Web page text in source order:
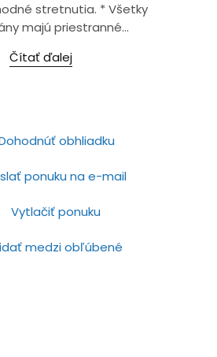
stretnutia. * Všetky
majú priestranné...
Čítať ďalej
obhliadku
ponuku na e-mail
Vytlačiť ponuku
medzi obľúbené